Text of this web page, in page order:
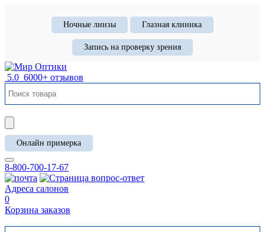
Ночные линзы Глазная клиника
Запись на проверку зрения
5.0 6000+ отзывов
Онлайн примерка
8-800-700-17-67
Адреса салонов
0
Корзина заказов